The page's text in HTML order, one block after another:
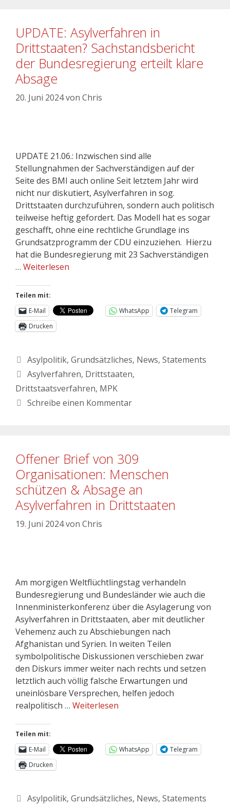
UPDATE: Asylverfahren in
Drittstaaten? Sachstandsbericht
der Bundesregierung erteilt klare
Absage
20. Juni 2024von Chris
UPDATE 21.06.: Inzwischen sind alle
Stellungnahmen der Sachverständigen auf der
Seite des BMI auch online Seit letztem Jahr wird
nicht nur diskutiert, Asylverfahren in sog.
Drittstaaten durchzuführen, sondern auch politisch
teilweise heftig gefordert. Das Modell hat es sogar
geschafft, ohne eine rechtliche Grundlage ins
Grundsatzprogramm der CDU einzuziehen. Hierzu
hat die Bundesregierung mit 23 Sachverständigen
… Weiterlesen
Teilen mit:
E-Mail
WhatsApp
Telegram
Drucken
Asylpolitik, Grundsätzliches, News, Statements
Asylverfahren, Drittstaaten,
Drittstaatsverfahren, MPK
Schreibe einen Kommentar
Offener Brief von 309
Organisationen: Menschen
schützen & Absage an
Asylverfahren in Drittstaaten
19. Juni 2024von Chris
Am morgigen Weltflüchtlingstag verhandeln
Bundesregierung und Bundesländer wie auch die
Innenministerkonferenz über die Asylagerung von
Asylverfahren in Drittstaaten, aber mit deutlicher
Vehemenz auch zu Abschiebungen nach
Afghanistan und Syrien. In weiten Teilen
symbolpolitische Diskussionen verschieben zwar
den Diskurs immer weiter nach rechts und setzen
letztlich auch völlig falsche Erwartungen und
uneinlösbare Versprechen, helfen jedoch
realpolitisch … Weiterlesen
Teilen mit:
E-Mail
WhatsApp
Telegram
Drucken
Asylpolitik, Grundsätzliches, News, Statements